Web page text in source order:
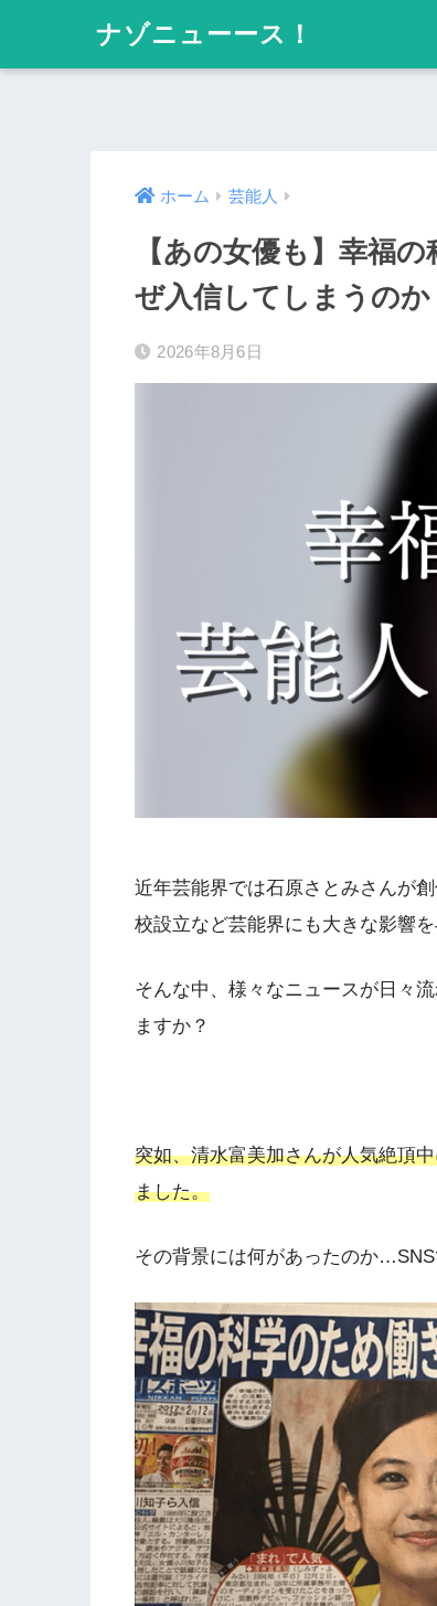
ナゾニューース！
ホーム 芸能人
【あの女優も】幸福
ぜ入信してしまうのか
2026年8月6日
近年芸能界では石原さとみさんが
校設立など芸能界にも大きな影響を
そんな中、様々なニュースが日々
ますか？
突如、清水富美加さんが人気絶頂
ました。
その背景には何があったのか…SNS